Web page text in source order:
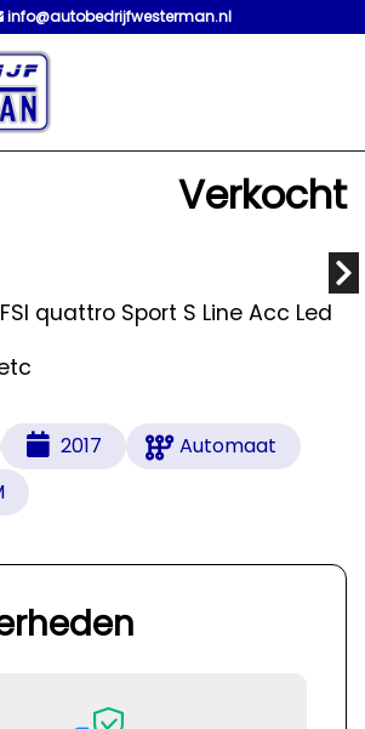
info@autobedrijfwesterman.nl
Verkocht
quattro Sport S Line Acc Led
2017
Automaat